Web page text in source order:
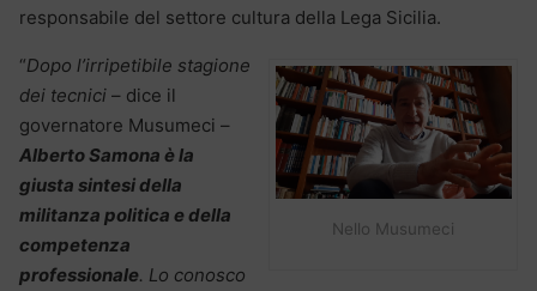
responsabile del settore cultura della Lega Sicilia.
Nello Musumeci
“Dopo l’irripetibile stagione
dei tecnici – dice il
governatore Musumeci –
Alberto Samona è la
giusta sintesi della
militanza politica e della
competenza
professionale. Lo conosco